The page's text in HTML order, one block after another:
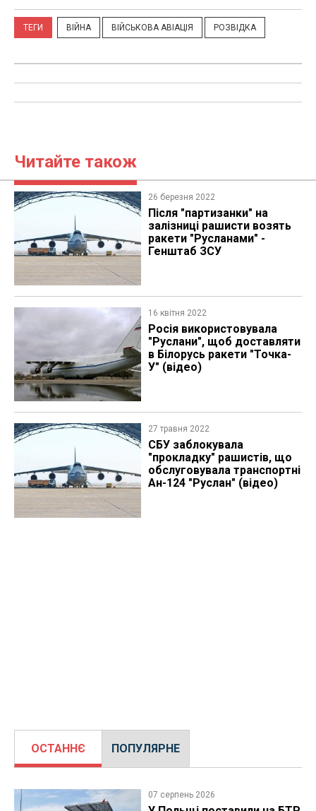
ТЕГИ ВІЙНА ВІЙСЬКОВА АВІАЦІЯ РОЗВІДКА
Читайте також
26 березня 2022
Після "партизанки" на
залізниці рашисти возять
ракети "Русланами" -
Генштаб ЗСУ
16 квітня 2022
Росія використовувала
"Руслани", щоб доставляти
в Білорусь ракети "Точка-
У" (відео)
27 травня 2022
СБУ заблокувала
"прокладку" рашистів, що
обслуговувала транспортні
Ан-124 "Руслан" (відео)
ОСТАННЄ ПОПУЛЯРНЕ
07 серпень 2026